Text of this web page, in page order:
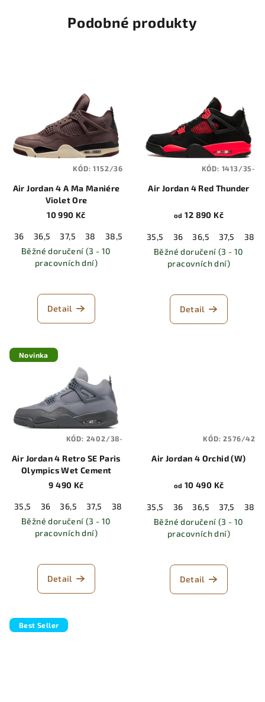
Podobné produkty
Air Jordan 4 A Ma Maniére
Violet Ore
10 990 Kč
36 36,5 37,5 38 38,5 40 40,5 41 42
42,5
Běžné doručení (3 - 10
pracovních dní)
Detail
KÓD:1152/36
Air Jordan 4 Red Thunder
od 12 890 Kč
35,5 36 36,5 37,5 38
Běžné doručení (3 - 10
pracovních dní)
Detail
KÓD: 1413/35-
Novinka
Air Jordan 4 Retro SE Paris
Olympics Wet Cement
9 490 Kč
35,5 36 36,5 37,5 38 38,5 39 40 40,5 41 42
Běžné doručení (3 - 10
pracovních dní)
Detail
KÓD: 2402/38-
Air Jordan 4 Orchid (W)
od 10 490 Kč
35,5 36 36,5 37,5 38
Běžné doručení (3 - 10
pracovních dní)
Detail
KÓD:2576/42
Best Seller